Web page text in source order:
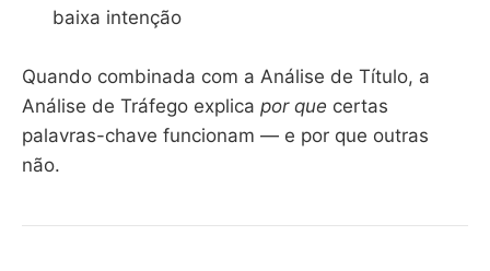
baixa intenção
Quando combinada com a Análise de Título, a
Análise de Tráfego explica por que certas
palavras-chave funcionam — e por que outras
não.